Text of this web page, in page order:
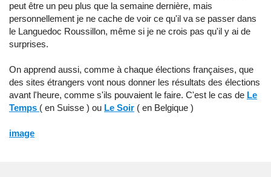
peut être un peu plus que la semaine dernière, mais
personnellement je ne cache de voir ce qu'il va se passer dans
le Languedoc Roussillon, même si je ne crois pas qu'il y ai de
surprises.
On apprend aussi, comme à chaque élections françaises, que
des sites étrangers vont nous donner les résultats des élections
avant l'heure, comme s'ils pouvaient le faire. C'est le cas de Le
Temps ( en Suisse ) ou Le Soir ( en Belgique )
image